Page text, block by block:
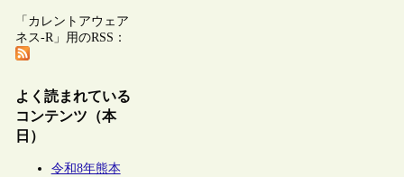
「カレントアウェア
ネス-R」用のRSS：
よく読まれている
コンテンツ（本
日）
令和8年熊本